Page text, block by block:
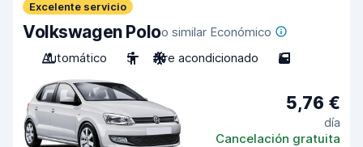
Excelente servicio
Volkswagen Poloo similar Económico
Automático
5 Aire acondicionado 5
5,76 €
día
Cancelación gratuita